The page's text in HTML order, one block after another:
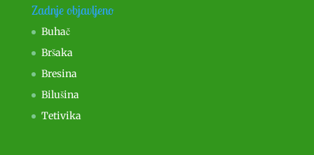
Zadnje objavljeno
Buhač
Bršaka
Bresina
Bilušina
Tetivika